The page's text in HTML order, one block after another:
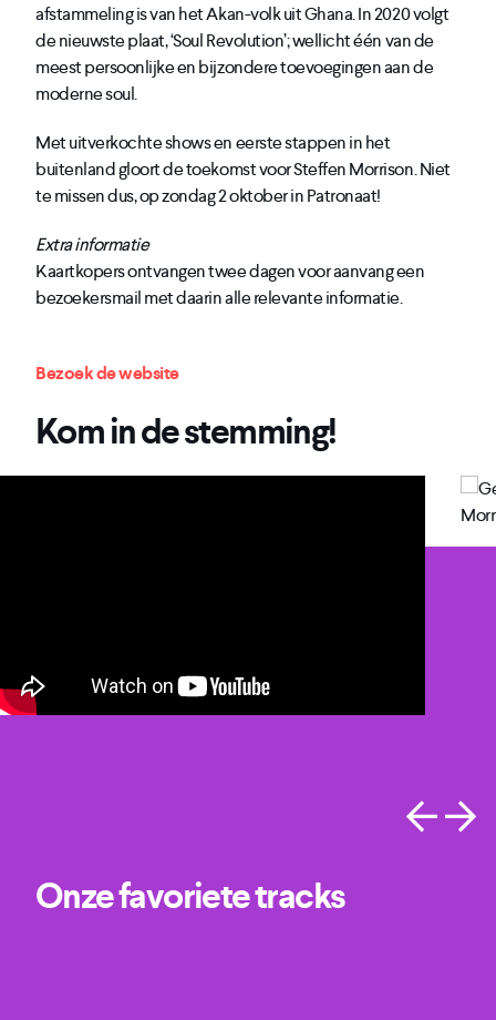
afstammeling is van het Akan-volk uit Ghana. In 2020 volgt
de nieuwste plaat, ‘Soul Revolution’; wellicht één van de
meest persoonlijke en bijzondere toevoegingen aan de
moderne soul.
Met uitverkochte shows en eerste stappen in het
buitenland gloort de toekomst voor Steffen Morrison. Niet
te missen dus, op zondag 2 oktober in Patronaat!
Extra informatie
Kaartkopers ontvangen twee dagen voor aanvang een
bezoekersmail met daarin alle relevante informatie.
Bezoek de website
Kom in de stemming!
Onze favoriete tracks